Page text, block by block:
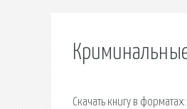
Скачать книгу в